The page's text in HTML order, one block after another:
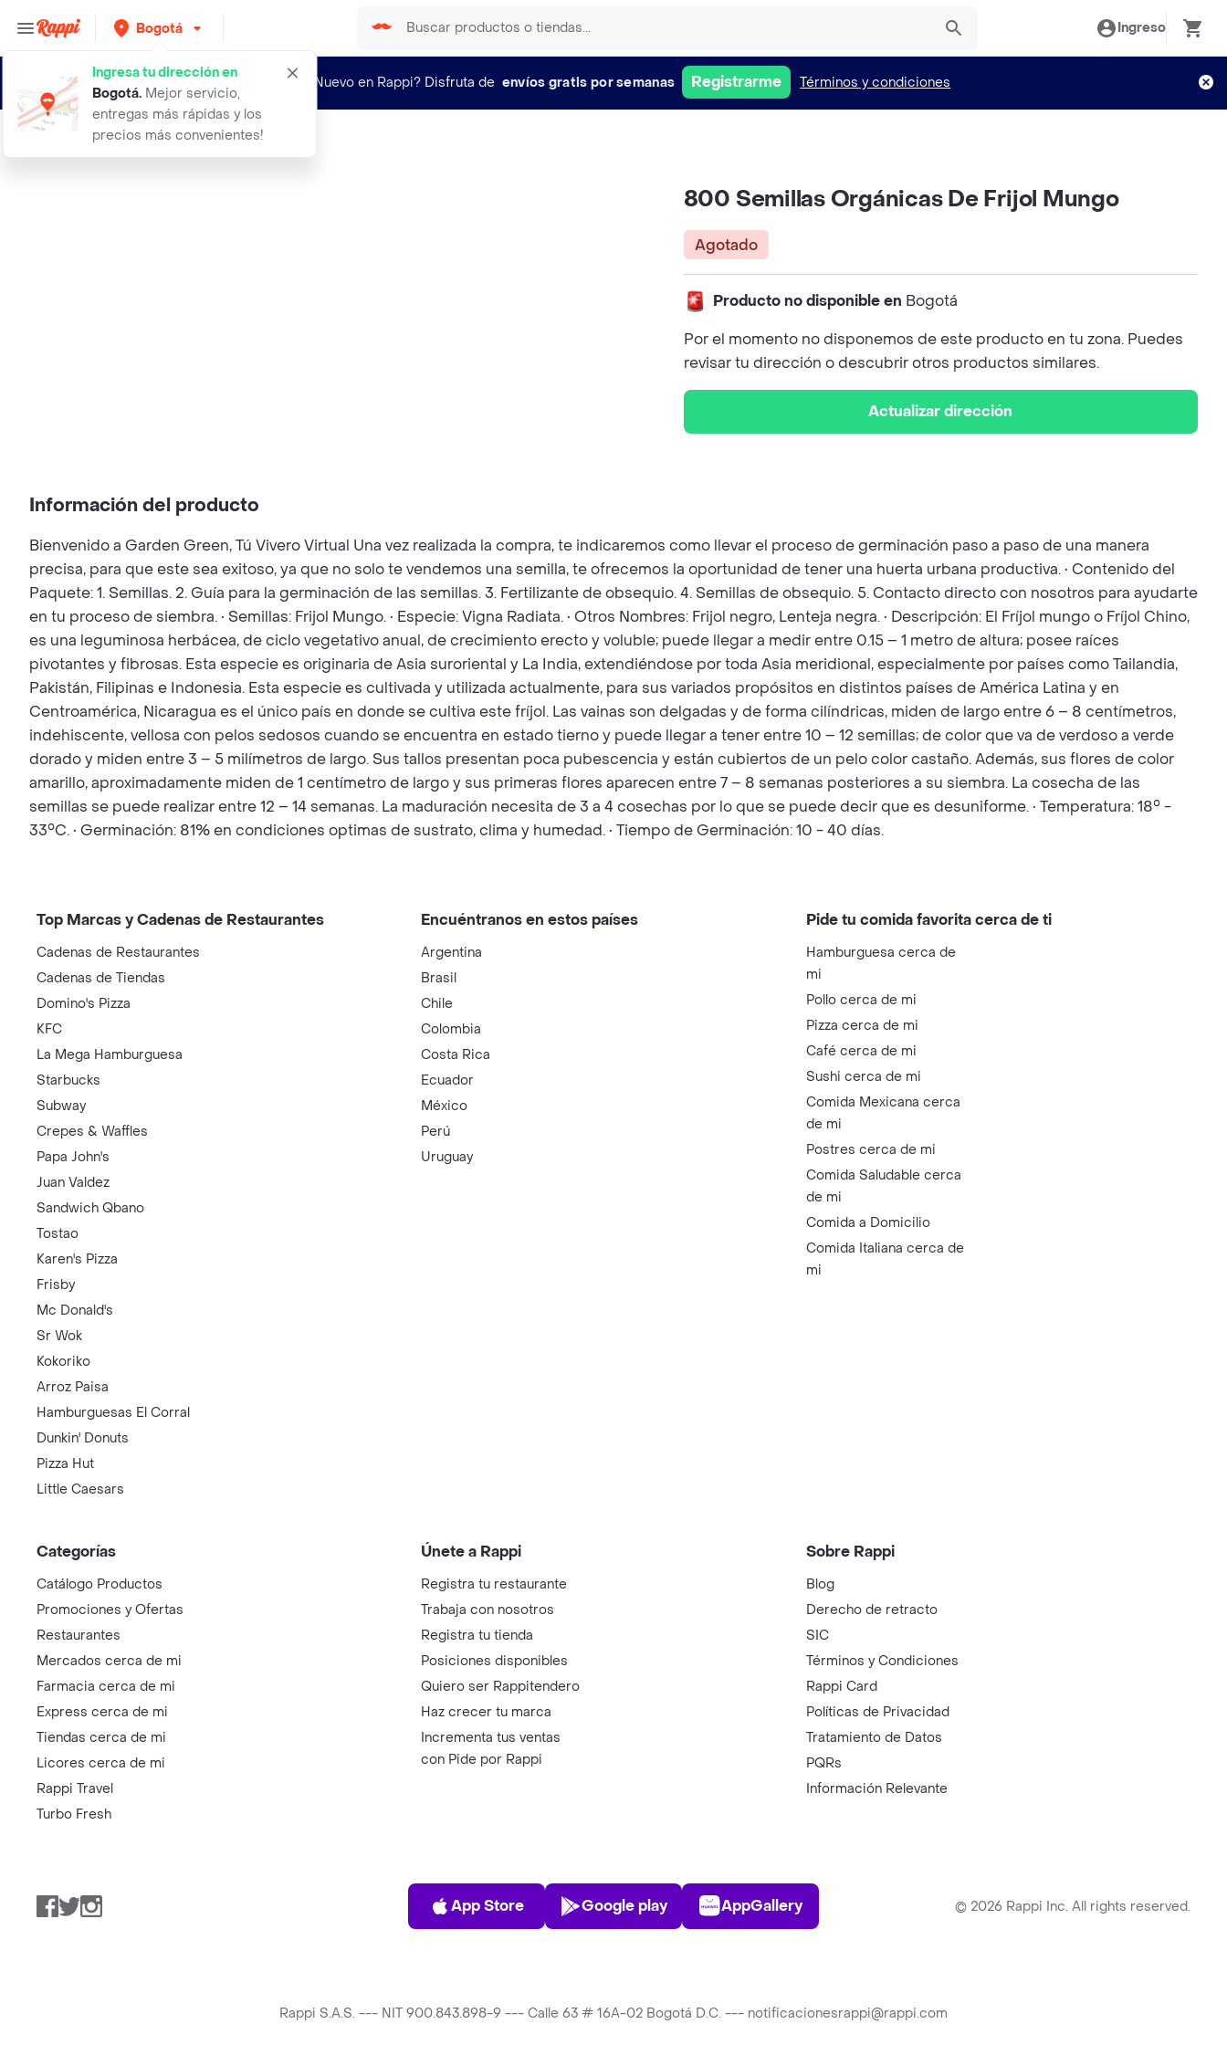
Bogotá
Ingresa tu dirección en
Bogotá. Mejor servicio,
entregas más rápidas y los
precios más convenientes!
Ingreso
¿Nuevo en Rappi? Disfruta de envíos gratis por semanas Registrarme Términos y condiciones
800 semillas organicas de frijol mu
800 Semillas Orgánicas De Frijol Mungo
Agotado
Producto no disponible en Bogotá
Por el momento no disponemos de este producto en tu zona. Puedes
revisar tu dirección o descubrir otros productos similares.
Actualizar dirección
Información del producto
Bienvenido a Garden Green, Tú Vivero Virtual Una vez realizada la compra, te indicaremos como llevar el proceso de germinación paso a paso de una manera
precisa, para que este sea exitoso, ya que no solo te vendemos una semilla, te ofrecemos la oportunidad de tener una huerta urbana productiva. • Contenido del
Paquete: 1. Semillas. 2. Guía para la germinación de las semillas. 3. Fertilizante de obsequio. 4. Semillas de obsequio. 5. Contacto directo con nosotros para ayudarte
en tu proceso de siembra. • Semillas: Frijol Mungo. • Especie: Vigna Radiata. • Otros Nombres: Frijol negro, Lenteja negra. • Descripción: El Fríjol mungo o Fríjol Chino,
es una leguminosa herbácea, de ciclo vegetativo anual, de crecimiento erecto y voluble; puede llegar a medir entre 0.15 – 1 metro de altura; posee raíces
pivotantes y fibrosas. Esta especie es originaria de Asia suroriental y La India, extendiéndose por toda Asia meridional, especialmente por países como Tailandia,
Pakistán, Filipinas e Indonesia. Esta especie es cultivada y utilizada actualmente, para sus variados propósitos en distintos países de América Latina y en
Centroamérica, Nicaragua es el único país en donde se cultiva este fríjol. Las vainas son delgadas y de forma cilíndricas, miden de largo entre 6 – 8 centímetros,
indehiscente, vellosa con pelos sedosos cuando se encuentra en estado tierno y puede llegar a tener entre 10 – 12 semillas; de color que va de verdoso a verde
dorado y miden entre 3 – 5 milímetros de largo. Sus tallos presentan poca pubescencia y están cubiertos de un pelo color castaño. Además, sus flores de color
amarillo, aproximadamente miden de 1 centímetro de largo y sus primeras flores aparecen entre 7 – 8 semanas posteriores a su siembra. La cosecha de las
semillas se puede realizar entre 12 – 14 semanas. La maduración necesita de 3 a 4 cosechas por lo que se puede decir que es desuniforme. • Temperatura: 18° -
33°C. • Germinación: 81% en condiciones optimas de sustrato, clima y humedad. • Tiempo de Germinación: 10 - 40 días.
Top Marcas y Cadenas de Restaurantes
Cadenas de Restaurantes
Cadenas de Tiendas
Domino's Pizza
KFC
La Mega Hamburguesa
Starbucks
Subway
Crepes & Waffles
Papa John's
Juan Valdez
Sandwich Qbano
Tostao
Karen's Pizza
Frisby
Mc Donald's
Sr Wok
Kokoriko
Arroz Paisa
Hamburguesas El Corral
Dunkin' Donuts
Pizza Hut
Little Caesars
Encuéntranos en estos países
Argentina
Brasil
Chile
Colombia
Costa Rica
Ecuador
México
Perú
Uruguay
Pide tu comida favorita cerca de ti
Hamburguesa cerca de
mi
Pollo cerca de mi
Pizza cerca de mi
Café cerca de mi
Sushi cerca de mi
Comida Mexicana cerca
de mi
Postres cerca de mi
Comida Saludable cerca
de mi
Comida a Domicilio
Comida Italiana cerca de
mi
Categorías
Catálogo Productos
Promociones y Ofertas
Restaurantes
Mercados cerca de mi
Farmacia cerca de mi
Express cerca de mi
Tiendas cerca de mi
Licores cerca de mi
Rappi Travel
Turbo Fresh
Únete a Rappi
Registra tu restaurante
Trabaja con nosotros
Registra tu tienda
Posiciones disponibles
Quiero ser Rappitendero
Haz crecer tu marca
Incrementa tus ventas
con Pide por Rappi
Sobre Rappi
Blog
Derecho de retracto
SIC
Términos y Condiciones
Rappi Card
Políticas de Privacidad
Tratamiento de Datos
PQRs
Información Relevante
Facebook
TwitterInstagram
App Store
App Store
Play Store
Google play
AppGallery
AppGallery © 2026 Rappi Inc. All rights reserved.
Rappi S.A.S. --- NIT 900.843.898-9 --- Calle 63 # 16A-02 Bogotá D.C. --- notificacionesrappi@rappi.com